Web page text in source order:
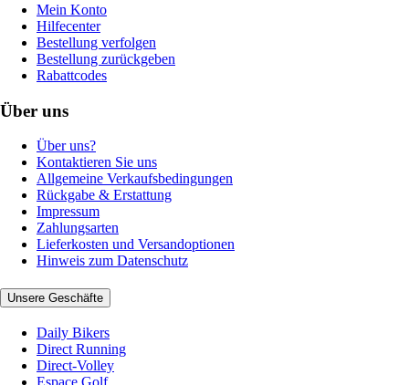
Mein Konto
Hilfecenter
Bestellung verfolgen
Bestellung zurückgeben
Rabattcodes
Über uns
Über uns?
Kontaktieren Sie uns
Allgemeine Verkaufsbedingungen
Rückgabe & Erstattung
Impressum
Zahlungsarten
Lieferkosten und Versandoptionen
Hinweis zum Datenschutz
Unsere Geschäfte
Daily Bikers
Direct Running
Direct-Volley
Espace Golf